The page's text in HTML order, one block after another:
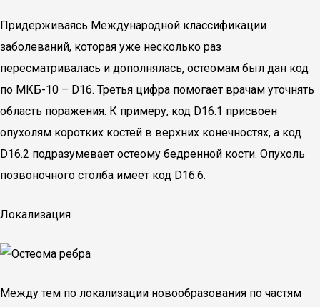
Придерживаясь Международной классификации
заболеваний, которая уже несколько раз
пересматривалась и дополнялась, остеомам был дан код
по МКБ-10 – D16. Третья цифра помогает врачам уточнять
область поражения. К примеру, код D16.1 присвоен
опухолям коротких костей в верхних конечностях, а код
D16.2 подразумевает остеому бедренной кости. Опухоль
позвоночного столба имеет код D16.6.
Локализация
Между тем по локализации новообразования по частям